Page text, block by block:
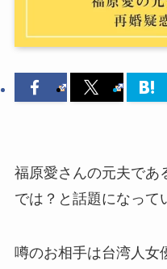
福原愛さんの元夫であ
では？と話題になって
噂のお相手は台湾人女